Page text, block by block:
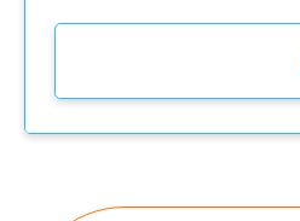
6：00～14：30
12：00～20：30